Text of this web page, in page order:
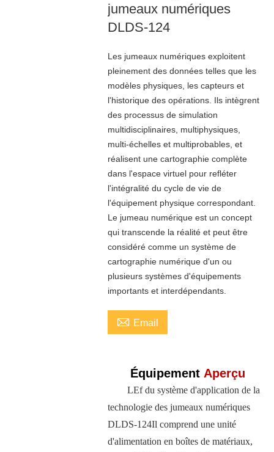
jumeaux numériques
DLDS-124
Les jumeaux numériques exploitent
pleinement des données telles que les
modèles physiques, les capteurs et
l'historique des opérations. Ils intègrent
des processus de simulation
multidisciplinaires, multiphysiques,
multi-échelles et multiprobables, et
réalisent une cartographie complète
dans l'espace virtuel pour refléter
l'intégralité du cycle de vie de
l'équipement physique correspondant.
Le jumeau numérique est un concept
qui transcende la réalité et peut être
considéré comme un système de
cartographie numérique d'un ou
plusieurs systèmes d'équipements
importants et interdépendants.
 Email
Équipement Aperçu
LEf du système d'application de la
technologie des jumeaux numériques
DLDS-124Il comprend une unité
d'alimentation en boîtes de matériaux,